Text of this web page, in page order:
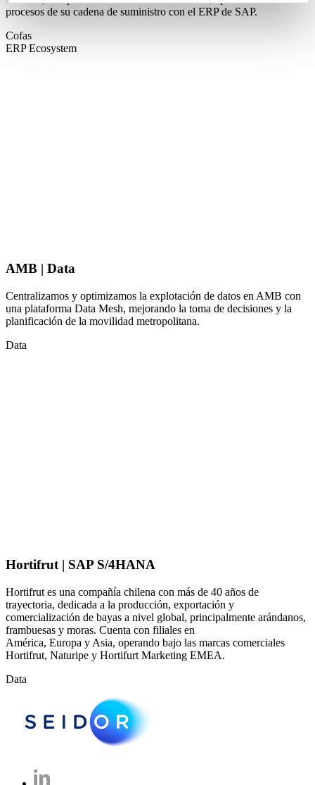
procesos de su cadena de suministro con el ERP de SAP.
Cofas
ERP Ecosystem
AMB | Data
Centralizamos y optimizamos la explotación de datos en AMB con
una plataforma Data Mesh, mejorando la toma de decisiones y la
planificación de la movilidad metropolitana.
Data
Hortifrut | SAP S/4HANA
Hortifrut es una compañía chilena con más de 40 años de
trayectoria, dedicada a la producción, exportación y
comercialización de bayas a nivel global, principalmente arándanos,
frambuesas y moras. Cuenta con filiales en
América, Europa y Asia, operando bajo las marcas comerciales
Hortifrut, Naturipe y Hortifurt Marketing EMEA.
Data